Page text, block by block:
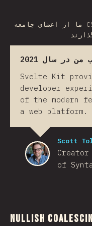
ما از اعضای جامعه CSS خواستیم تا «انتخاب سال» خود
Svelte Kit
developer
of the modern
a web platform.
Scott
of
Nullish